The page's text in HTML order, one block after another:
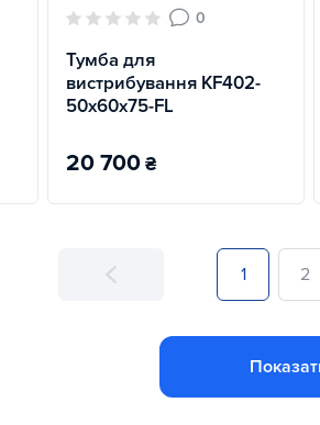
0
Тумба для
вистрибування KF402-
50х60х75-FL
20 700₴
1 2